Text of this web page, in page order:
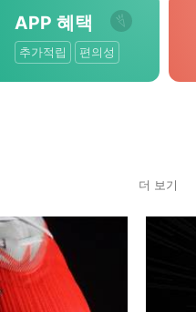
APP 혜택
추가적립 편의성
더 보기